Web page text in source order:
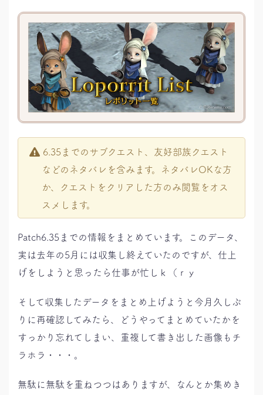
6.35までのサブクエスト、友好部族クエスト
などのネタバレを含みます。ネタバレOKな方
か、クエストをクリアした方のみ閲覧をオス
スメします。
Patch6.35までの情報をまとめています。このデータ、
実は去年の5月には収集し終えていたのですが、仕上
げをしようと思ったら仕事が忙しｋ（ｒｙ
そして収集したデータをまとめ上げようと今月久しぶ
りに再確認してみたら、どうやってまとめていたかを
すっかり忘れてしまい、重複して書き出した画像もチ
ラホラ・・・。
無駄に無駄を重ねつつはありますが、なんとか集めき